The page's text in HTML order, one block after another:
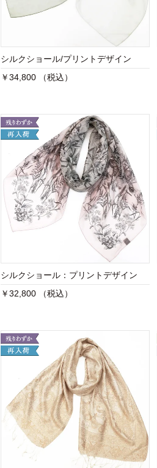
シルクショール/プリントデザイン
￥34,800 （税込）
シルクショール：プリントデザイン
￥32,800 （税込）